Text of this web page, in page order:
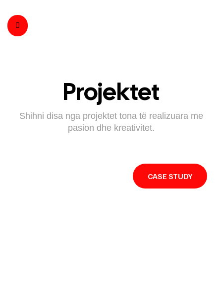
Projektet
Shihni disa nga projektet tona të realizuara me
pasion dhe kreativitet.
CASE STUDY